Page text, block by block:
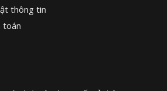
thông tin
toán